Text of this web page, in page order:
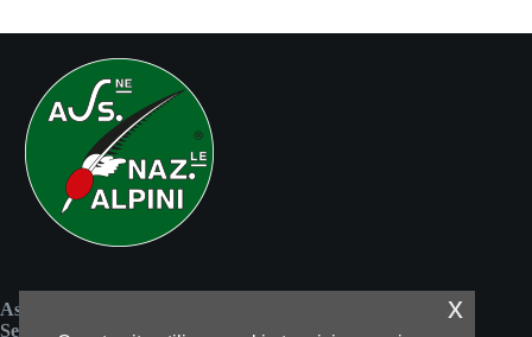
Associazione Nazionale Alpini
Sezione di Reggio Emilia
x